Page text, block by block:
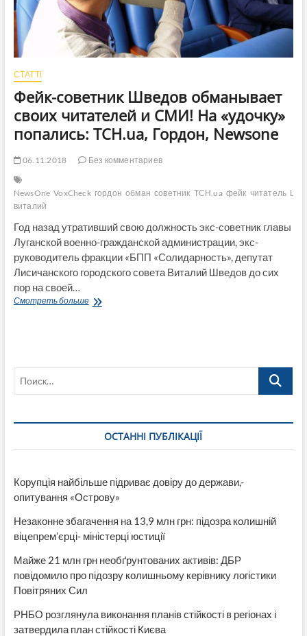
СТАТТІ
Фейк-советник Шведов обманывает
своих читателей и СМИ! На «удочку»
попались: ТСН.ua, Гордон, Newsone
06.11.2018 Без комментариев
NewsOne VoxCheck гордон обман советник ТСН.ua фейк читатель
виталий
Год назад утративший свою должность экс-советник главы
Луганской военно-гражданской администрации, экс-
руководитель фракции «БПП «Солидарность», депутат
Лисичанского городского совета Виталий Шведов до сих
пор на своей…
Смотреть большеФейк-
попались:
ТСН.ua,
Гордон,
Поиск…
ОСТАННІ ПУБЛІКАЦІЇ
Корупція найбільше підриває довіру до держави,-
опитування «Острову»
Незаконне збагачення на 13,9 млн грн: підозра колишній
віцепрем’єрці- міністерці юстиції
Майже 21 млн грн необґрунтованих активів: ДБР
повідомило про підозру колишньому керівнику логістики
Повітряних Сил
РНБО розглянула виконання планів стійкості в регіонах і
затвердила план стійкості Києва